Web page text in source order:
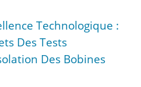
Technologique :
Des Tests
Des Bobines